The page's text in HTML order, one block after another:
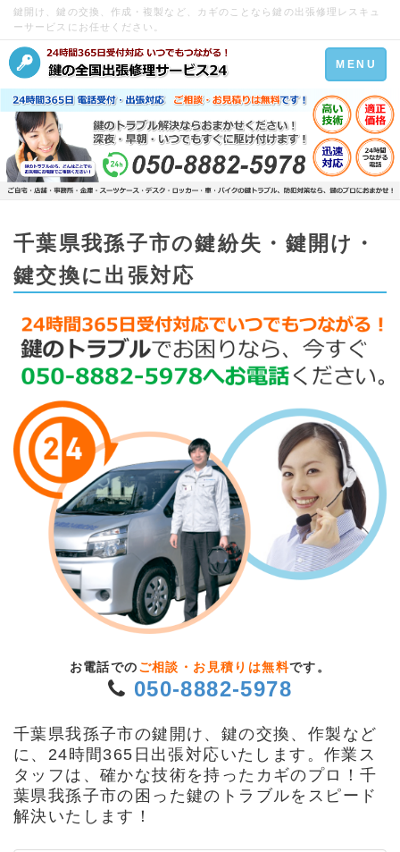
鍵開け、鍵の交換、作成・複製など、カギのことなら鍵の出張修理レスキュ
ーサービスにお任せください。
Toggle
navigation
MENU
千葉県我孫子市の鍵紛失・鍵開け・
鍵交換に出張対応
お電話での ご相談・お見積りは無料です。
050-8882-5978
千葉県我孫子市の鍵開け、鍵の交換、作製など
に、24時間365日出張対応いたします。作業ス
タッフは、確かな技術を持ったカギのプロ！千
葉県我孫子市の困った鍵のトラブルをスピード
解決いたします！